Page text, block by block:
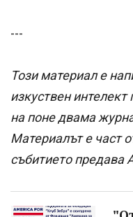
---
Този материал е
изкуствен
на поне двама
Материалът е част
събитието предава